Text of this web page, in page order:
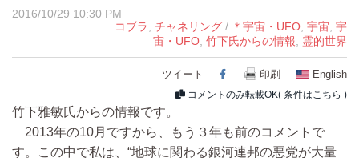
2016/10/29 10:30 PM
コブラ, チャネリング / ＊宇宙・UFO, 宇宙, 宇
宙・UFO, 竹下氏からの情報, 霊的世界
ツイート Facebook
印刷 English
コメントのみ転載OK( 条件はこちら )
竹下雅敏氏からの情報です。
2013年の10月ですから、もう３年も前のコメントで
す。この中で私は、“地球に関わる銀河連邦の悪党が大量